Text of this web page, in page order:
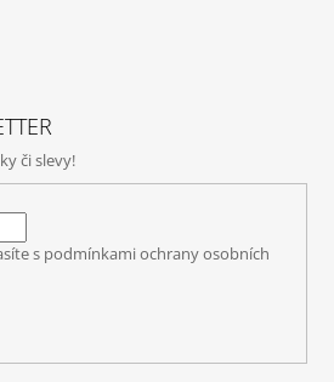
či slevy!
s podmínkami ochrany osobních